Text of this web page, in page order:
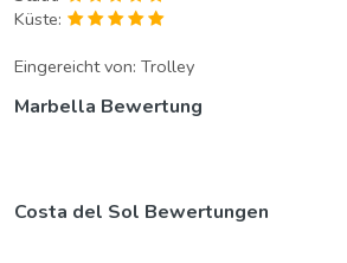
Küste:
Eingereicht von: Trolley
Marbella Bewertung
Costa del Sol Bewertungen